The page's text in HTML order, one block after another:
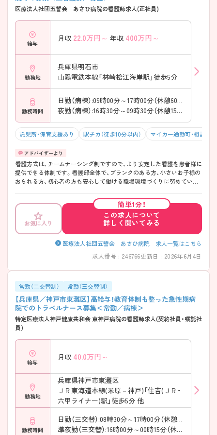
医療法人社団五誓会 あさひ病院の看護師求人(正社員)
給与
月収 22.0万円～ 年収 400万円～
勤務地
兵庫県明石市
山陽電鉄本線「林崎松江海岸駅」徒歩5分
勤務時間
日勤（病棟）:09時00分～17時00分（休憩60分）
夜勤（病棟）:16時30分～09時30分（休憩150分）
託児所・保育支援あり 駅チカ（徒歩10分以内） マイカー通勤可・相談可
看護方式は、チームナーシング制ですので、より安定した看護を患者様に
提供できる体制です。看護部全体で、ブランクのある方、小さいお子様の
おられる方、初心者の方も安心して働ける職場環境づくりに努めていま
す。病院に隣接する保育室もあり、夜勤時間の対応も可能です。看護部で
は、毎年度目標を設定し、ホームページにも掲載しています。親子で勤務
しているスタッフも多く在籍しています！ご興味のある方には、面接対策
ポイントなどさらに詳細をお話いたしますので、お気軽にご相談くださ
い。
お気に入り
簡単1分！
この求人について
詳しく聞いてみる
医療法人社団五誓会 あさひ病院 求人一覧はこちら
求人番号 : 246766更新日 : 2026年6月4日
常勤（二交替制） 常勤（三交替制）
【兵庫県／神戸市東灘区】高給与！教育体制も整った急性期病
院でのトラベルナース募集＜常勤／病棟＞
特定医療法人神戸健康共和会 東神戸病院の看護師求人(契約社員・嘱託社
員)
給与
月収 40.0万円～
勤務地
兵庫県神戸市東灘区
ＪＲ東海道本線(米原－神戸)「住吉(ＪＲ・
六甲ライナー)駅」徒歩5分 他
勤務時間
日勤（三交替）:08時30分～17時00分（休憩60分）
準夜勤（三交替）:16時00分～00時15分（休憩60分）